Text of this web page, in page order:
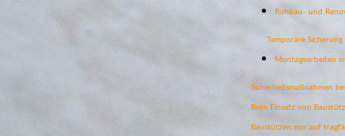
Rohbau- und
Temporäre
Montagearbeiten
Sicherheitsmaßnahmen
Beim Einsatz von
Baustützen nur auf